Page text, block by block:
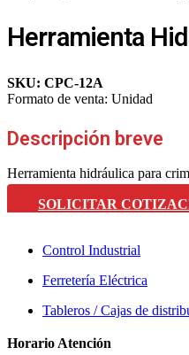
Herramienta
SKU: CPC-12A
Formato de venta: Unidad
Descripción breve
Herramienta hidráulica para
SOLICITAR
Control Industrial
Ferretería Eléctrica
Tableros / Cajas de
Horario Atención